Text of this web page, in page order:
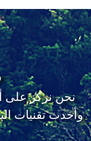
نحن نركز على